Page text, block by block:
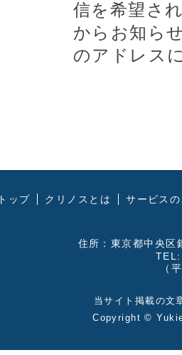
信を希望さ
からお知ら
のアドレス
トップ クリノスとは サービス
住所：東京都中央
（
当サイト掲載の文
Copyright ©